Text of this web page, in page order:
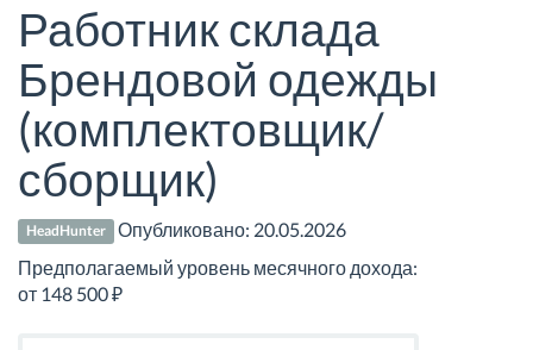
Работник склада
Брендовой одежды
(комплектовщик/
сборщик)
HeadHunter Опубликовано: 20.05.2026
Предполагаемый уровень месячного дохода:
от 148 500 ₽